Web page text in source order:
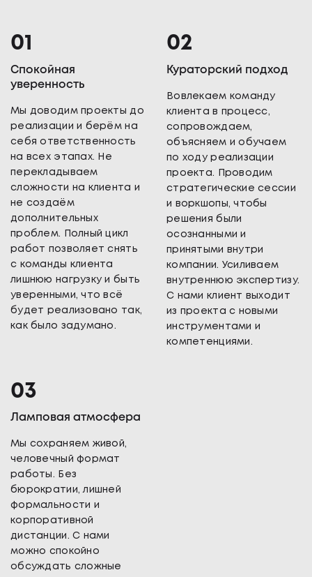
Спокойная
уверенность
Мы доводим проекты до
реализации и берём на
себя ответственность
на всех этапах. Не
перекладываем
сложности на клиента и
не создаём
дополнительных
проблем. Полный цикл
работ позволяет снять
с команды клиента
лишнюю нагрузку и быть
уверенными, что всё
будет реализовано так,
как было задумано.
Кураторский подход
Вовлекаем команду
клиента в процесс,
сопровождаем,
объясняем и обучаем
по ходу реализации
проекта. Проводим
стратегические сессии
и воркшопы, чтобы
решения были
осознанными и
принятыми внутри
компании. Усиливаем
внутреннюю экспертизу.
С нами клиент выходит
из проекта с новыми
инструментами и
компетенциями.
Ламповая атмосфера
Мы сохраняем живой,
человечный формат
работы. Без
бюрократии, лишней
формальности и
корпоративной
дистанции. С нами
можно спокойно
обсуждать сложные